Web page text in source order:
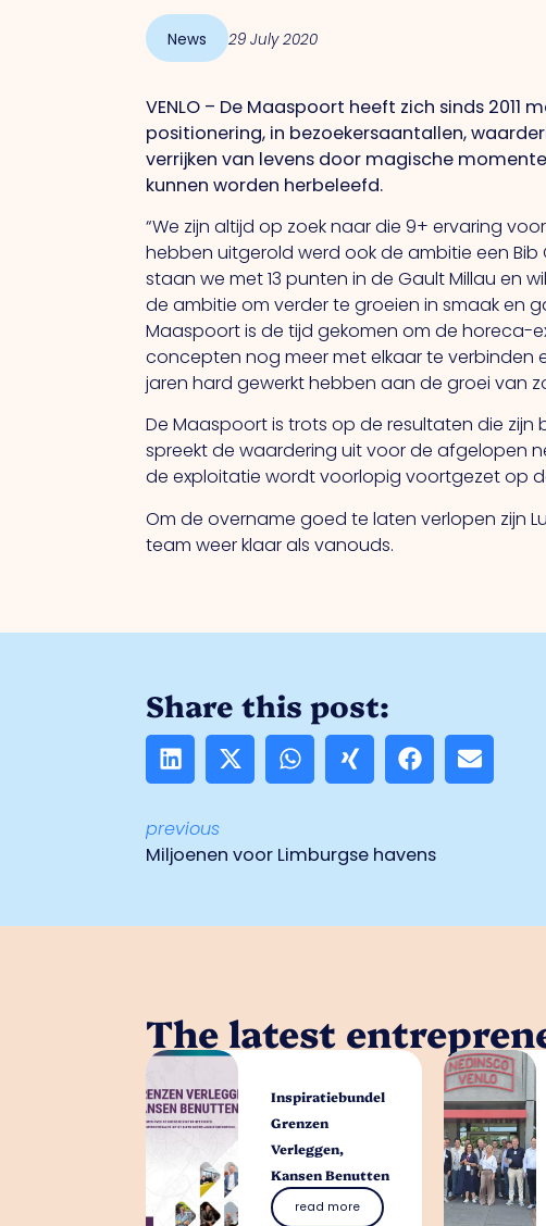
News 29 July 2020
VENLO – De Maaspoort heeft zich sinds
positionering, in bezoekersaantallen,
verrijken van levens door magische
kunnen worden herbeleefd.
“We zijn altijd op zoek naar die 9+ ervaring
hebben uitgerold werd ook de ambitie een
staan we met 13 punten in de Gault Millau en
de ambitie om verder te groeien in smaak en
Maaspoort is de tijd gekomen om de horeca-
concepten nog meer met elkaar te verbinden
jaren hard gewerkt hebben aan de groei van
De Maaspoort is trots op de resultaten die zijn
spreekt de waardering uit voor de afgelopen
de exploitatie wordt voorlopig voortgezet op
Om de overname goed te laten verlopen zijn
team weer klaar als vanouds.
Share this post:
previous
Mil­joe­nen voor Lim­burg­se ha­vens
The latest
Inspiratiebundel
Grenzen
Verleggen,
Kansen Benutten
read more